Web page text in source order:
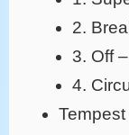
2.
3. Off
4.